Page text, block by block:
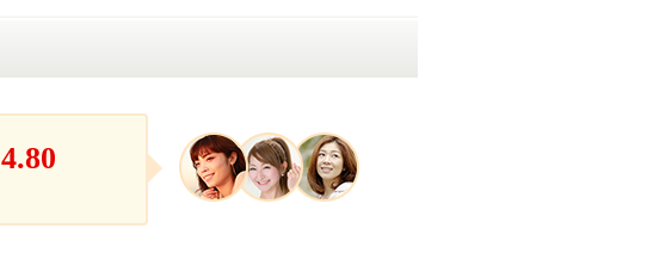
4.80